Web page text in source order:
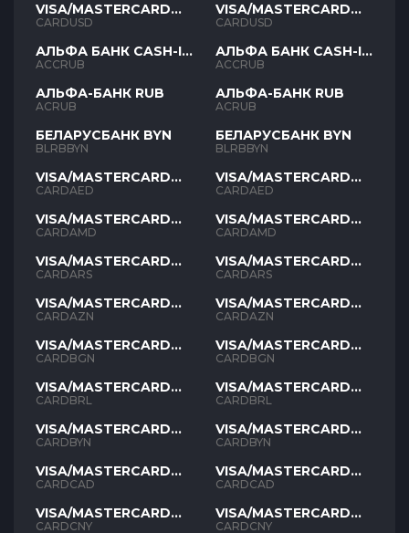
VISA/MASTERCARD
USD
CARDUSD
АЛЬФА БАНК CASH-IN
RUB
ACCRUB
АЛЬФА-БАНК RUB
ACRUB
БЕЛАРУСБАНК BYN
BLRBBYN
VISA/MASTERCARD
AED
CARDAED
VISA/MASTERCARD
AMD
CARDAMD
VISA/MASTERCARD
ARS
CARDARS
VISA/MASTERCARD
AZN
CARDAZN
VISA/MASTERCARD
BGN
CARDBGN
VISA/MASTERCARD
BRL
CARDBRL
VISA/MASTERCARD
BYN
CARDBYN
VISA/MASTERCARD
CAD
CARDCAD
VISA/MASTERCARD
CNY
CARDCNY
VISA/MASTERCARD
USD
CARDUSD
АЛЬФА БАНК CASH-IN
RUB
ACCRUB
АЛЬФА-БАНК RUB
ACRUB
БЕЛАРУСБАНК BYN
BLRBBYN
VISA/MASTERCARD
AED
CARDAED
VISA/MASTERCARD
AMD
CARDAMD
VISA/MASTERCARD
ARS
CARDARS
VISA/MASTERCARD
AZN
CARDAZN
VISA/MASTERCARD
BGN
CARDBGN
VISA/MASTERCARD
BRL
CARDBRL
VISA/MASTERCARD
BYN
CARDBYN
VISA/MASTERCARD
CAD
CARDCAD
VISA/MASTERCARD
CNY
CARDCNY